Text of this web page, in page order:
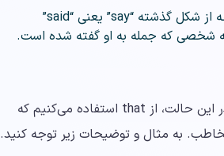
در این جمله، جمله نقل قول شده قبلا گفته شده است، در نتیجه از شکل گذشته “say” یعنی “said”
شخصی که جمله به او گفته شده است.
در نقل قول غیر مستقیم نیز از say استفاده می‌شود، اما بدون گیومه. در این حالت، از that استفاده می‌کنیم که
به مثال و توضیحات زیر توجه کنید.